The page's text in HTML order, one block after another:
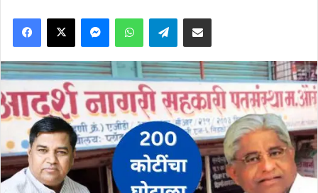
email
Facebook
X MessengerWhatsAppTelegramShare via Email